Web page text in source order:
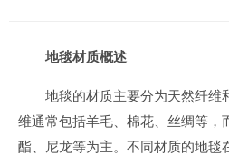
地毯材质概述
地毯的材质主要分为天然纤维
维通常包括羊毛、棉花、丝绸等，
酯、尼龙等为主。不同材质的地毯